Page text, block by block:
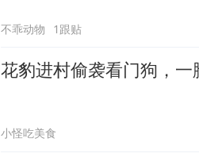
不乖动物 1跟贴
花豹进村偷袭看门狗，
小怪吃美食